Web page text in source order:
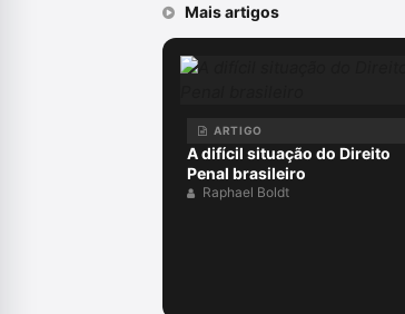
Mais artigos
ARTIGO
A difícil situação do Direito
Penal brasileiro
Raphael Boldt